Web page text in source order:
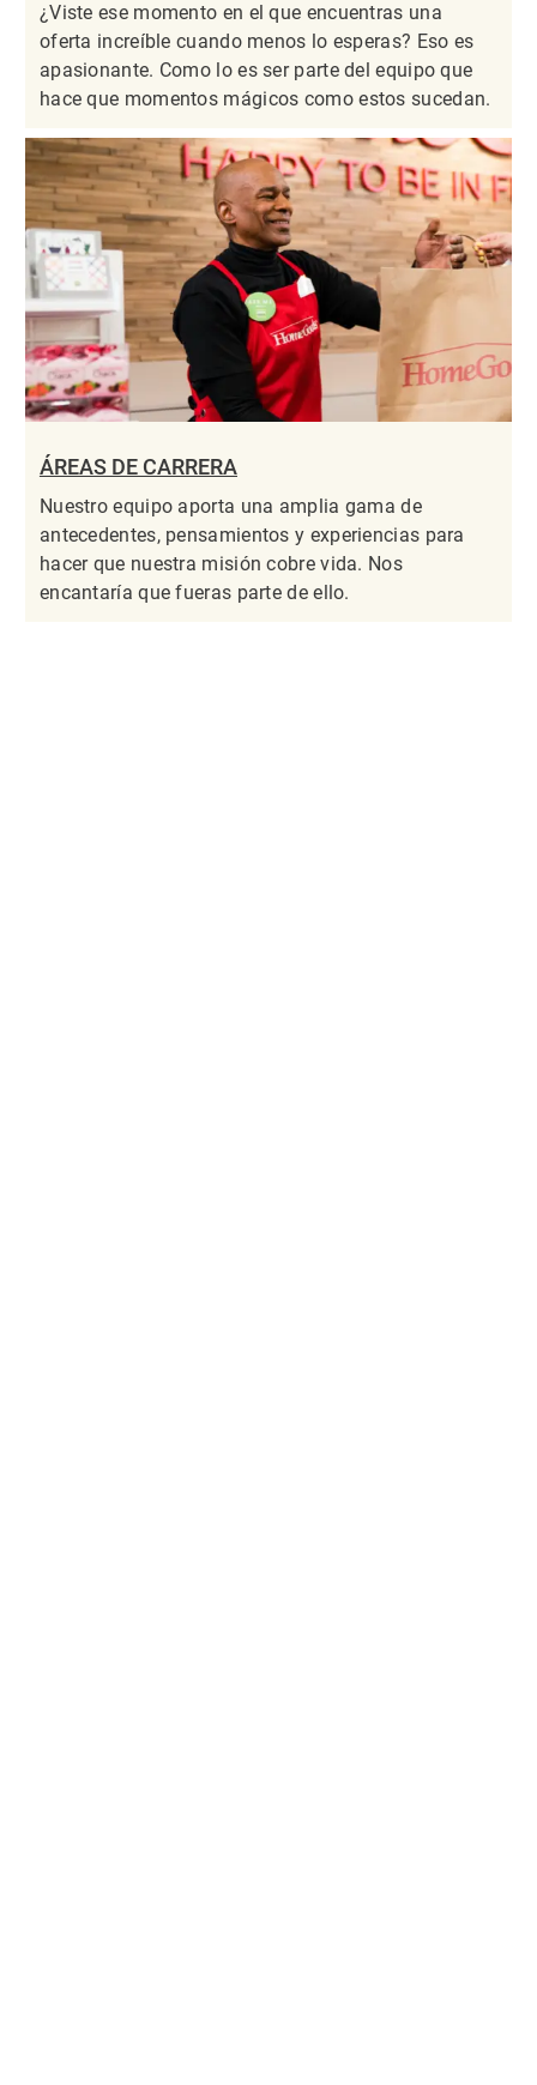
¿Viste ese momento en el que encuentras una
oferta increíble cuando menos lo esperas? Eso es
apasionante. Como lo es ser parte del equipo que
hace que momentos mágicos como estos sucedan.
ÁREAS DE CARRERA
Nuestro equipo aporta una amplia gama de
antecedentes, pensamientos y experiencias para
hacer que nuestra misión cobre vida. Nos
encantaría que fueras parte de ello.